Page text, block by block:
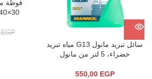
سائل تبريد مانول G13 مياه تبريد
خضراء، 5 لتر من مانول
550,00 EGP
فوطة
30×40 سم – الوان متعددة
EGP